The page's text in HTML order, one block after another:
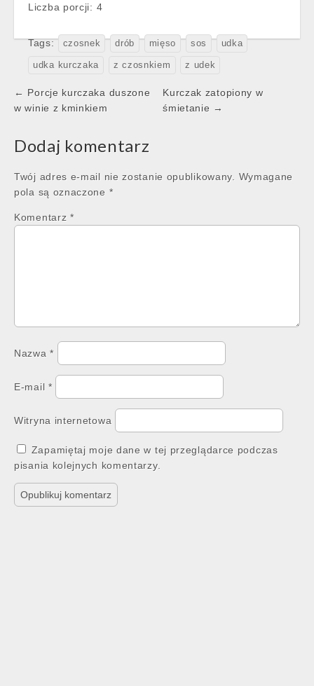
Liczba porcji: 4
Tags: czosnek drób mięso sos udka
udka kurczaka z czosnkiem z udek
Post
navigation
← Porcje kurczaka duszone
w winie z kminkiem
Kurczak zatopiony w
śmietanie →
Dodaj komentarz
Twój adres e-mail nie zostanie opublikowany.
Wymagane
pola są oznaczone *
Komentarz *
Nazwa*
E-mail *
Witryna internetowa
Zapamiętaj moje dane w tej przeglądarce podczas
pisania kolejnych komentarzy.